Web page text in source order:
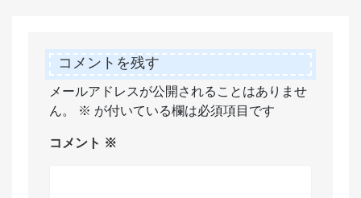
コメントを残す
メールアドレスが公開されることはありませ
ん。
※ が付いている欄は必須項目です
コメント ※